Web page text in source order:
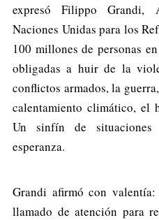
expresó Filippo Grandi,
Naciones Unidas para los
100 millones de personas
obligadas a huir de la
conflictos armados, la
calentamiento climático, el
Un sinfín de
esperanza.
Grandi afirmó con
llamado de atención para